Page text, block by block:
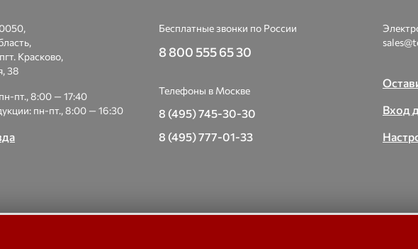
Красково,
38
пт., 8:00 — 17:40
пн-пт., 8:00 — 16:30
Бесплатные звонки по России
8 800 555 65 30
Телефоны в Москве
8 (495) 745-30-30
8 (495) 777-01-33
Вход
компания «Тензо-М» — платформенные, крановые,